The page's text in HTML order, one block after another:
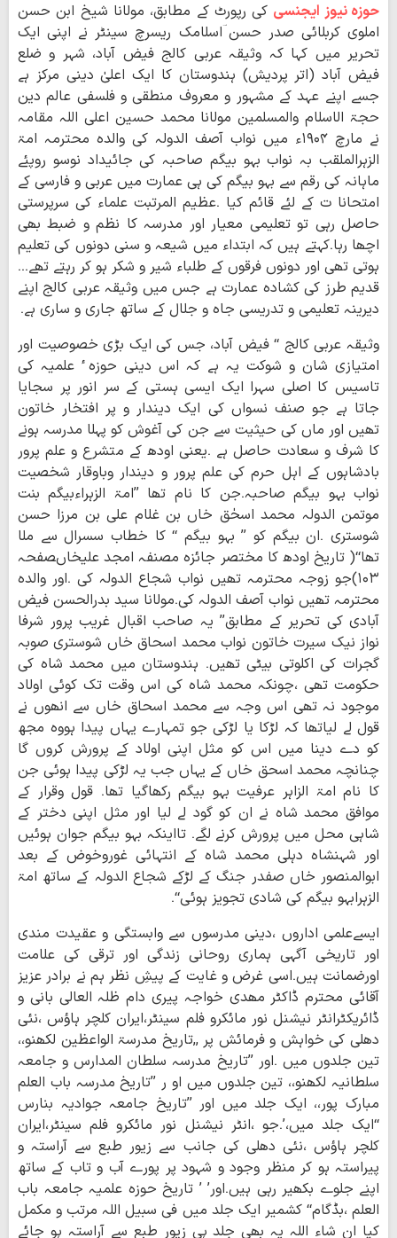
حوزہ نیوز ایجنسی کی رپورٹ کے مطابق، مولانا شیخ ابن حسن
املوی کربلائی صدر حسن ؔاسلامک ریسرچ سینٹر نے اپنی ایک
تحریر میں کہا کہ وثیقہ عربی کالج فیض آباد، شہر و ضلع
فیض آباد (اتر پردیش) ہندوستان کا ایک اعلیٰ دینی مرکز ہے
جسے اپنے عہد کے مشہور و معروف منطقی و فلسفی عالم دین
حجۃ الاسلام والمسلمین مولانا محمد حسین اعلی اللہ مقامہ
نے مارچ ۱۹۰۴ء میں نواب آصف الدولہ کی والدہ محترمہ امۃ
الزہرالملقب بہ نواب بہو بیگم صاحبہ کی جائیداد نوسو روپئے
ماہانہ کی رقم سے بہو بیگم کی ہی عمارت میں عربی و فارسی کے
امتحانا ت کے لئے قائم کیا ۔عظیم المرتبت علماء کی سرپرستی
حاصل رہی تو تعلیمی معیار اور مدرسہ کا نظم و ضبط بھی
اچھا رہا۔کہتے ہیں کہ ابتداء میں شیعہ و سنی دونوں کی تعلیم
ہوتی تھی اور دونوں فرقوں کے طلباء شیر و شکر ہو کر رہتے تھے۔۔۔
قدیم طرز کی کشادہ عمارت ہے جس میں وثیقہ عربی کالج اپنے
دیرینہ تعلیمی و تدریسی جاہ و جلال کے ساتھ جاری و ساری ہے۔
وثیقہ عربی کالج ‘‘ فیض آباد، جس کی ایک بڑی خصوصیت اور
امتیازی شان و شوکت یہ ہے کہ اس دینی حوزہ ٔ علمیہ کی
تاسیس کا اصلی سہرا ایک ایسی ہستی کے سر انور پر سجایا
جاتا ہے جو صنف نسواں کی ایک دیندار و پر افتخار خاتون
تھیں اور ماں کی حیثیت سے جن کی آغوش کو پہلا مدرسہ ہونے
کا شرف و سعادت حاصل ہے ۔یعنی اودھ کے متشرع و علم پرور
بادشاہوں کے اہل حرم کی علم پرور و دیندار وباوقار شخصیت
نواب بہو بیگم صاحبہ۔جن کا نام تھا ’’امۃ الزہراءبیگم بنت
موتمن الدولہ محمد اسحٰق خاں بن غلام علی بن مرزا حسن
شوستری ۔ان بیگم کو ’’ بہو بیگم ‘‘ کا خطاب سسرال سے ملا
تھا‘‘( تاریخ اودھ کا مختصر جائزہ مصنفہ امجد علیخاںصفحہ
۱۰۳)جو زوجہ محترمہ تھیں نواب شجاع الدولہ کی ۔اور والدہ
محترمہ تھیں نواب آصف الدولہ کی۔مولانا سید بدرالحسن فیض
آبادی کی تحریر کے مطابق’’ یہ صاحب اقبال غریب پرور شرفا
نواز نیک سیرت خاتون نواب محمد اسحاق خاں شوستری صوبہ
گجرات کی اکلوتی بیٹی تھیں۔ ہندوستان میں محمد شاہ کی
حکومت تھی ،چونکہ محمد شاہ کی اس وقت تک کوئی اولاد
موجود نہ تھی اس وجہ سے محمد اسحاق خاں سے انھوں نے
قول لے لیاتھا کہ لڑکا یا لڑکی جو تمہارے یہاں پیدا ہووہ مجھ
کو دے دینا میں اس کو مثل اپنی اولاد کے پرورش کروں گا
چنانچہ محمد اسحق خاں کے یہاں جب یہ لڑکی پیدا ہوئی جن
کا نام امۃ الزاہر عرفیت بہو بیگم رکھاگیا تھا۔ قول وقرار کے
موافق محمد شاہ نے ان کو گود لے لیا اور مثل اپنی دختر کے
شاہی محل میں پرورش کرنے لگے۔ تااینکہ بہو بیگم جوان ہوئیں
اور شہنشاہ دہلی محمد شاہ کے انتہائی غوروخوض کے بعد
ابوالمنصور خاں صفدر جنگ کے لڑکے شجاع الدولہ کے ساتھ امۃ
الزہرابہو بیگم کی شادی تجویز ہوئی‘‘۔
ایسےعلمی اداروں ،دینی مدرسوں سے وابستگی و عقیدت مندی
اور تاریخی آگہی ہماری روحانی زندگی اور ترقی کی علامت
اورضمانت ہیں۔اسی غرض و غایت کے پیشِ نظر ہم نے برادر عزیز
آقائی محترم ڈاکٹر مھدی خواجہ پیری دام ظلہ العالی بانی و
ڈائریکٹرانٹر نیشنل نور مائکرو فلم سینٹر،ایران کلچر ہاؤس ،نئی
دھلی کی خواہش و فرمائش پر ,,تاریخ مدرسۃ الواعظین لکھنو،،
تین جلدوں میں ۔اور ’’تاریخ مدرسہ سلطان المدارس و جامعہ
سلطانیہ لکھنو،، تین جلدوں میں او ر ’’تاریخ مدرسہ باب العلم
مبارک پور،، ایک جلد میں اور ’’تاریخ جامعہ جوادیہ بنارس
‘‘ایک جلد میں،’۔جو ،انٹر نیشنل نور مائکرو فلم سینٹر،ایران
کلچر ہاؤس ،نئی دھلی کی جانب سے زیور طبع سے آراستہ و
پیراستہ ہو کر منظر وجود و شہود پر پورے آب و تاب کے ساتھ
اپنے جلوے بکھیر رہی ہیں۔اور’ ’ تاریخ حوزہ علمیہ جامعہ باب
العلم ،بڈگام‘‘ کشمیر ایک جلد میں فی سبیل اللہ مرتب و مکمل
کیا ان شاء اللہ یہ بھی جلد ہی زیور طبع سے آراستہ ہو جائے